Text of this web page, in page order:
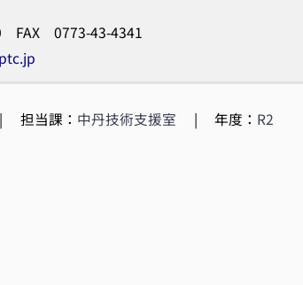
FAX 0773-43-4341
| 担当課： 中丹技術支援室 | 年度： R2